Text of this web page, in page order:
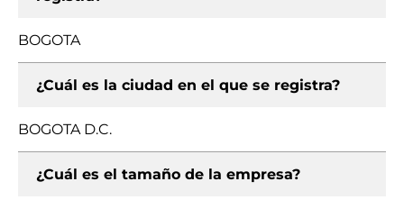
BOGOTA
¿Cuál es la ciudad en el que se registra?
BOGOTA D.C.
¿Cuál es el tamaño de la empresa?